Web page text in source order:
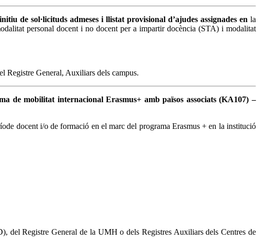
de sol·licituds admeses i llistat provisional d’ajudes assignades en la
personal docent i no docent per a impartir docència (STA) i modalitat
Registre General, Auxiliars dels campus.
de mobilitat internacional Erasmus+ amb països associats (KA107) –
docent i/o de formació en el marc del programa Erasmus + en la institució
del Registre General de la UMH o dels Registres Auxiliars dels Centres de